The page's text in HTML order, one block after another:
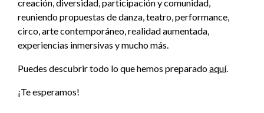
creación, diversidad, participación y comunidad,
reuniendo propuestas de danza, teatro, performance,
circo, arte contemporáneo, realidad aumentada,
experiencias inmersivas y mucho más.
Puedes descubrir todo lo que hemos preparadoaquí.
¡Te esperamos!